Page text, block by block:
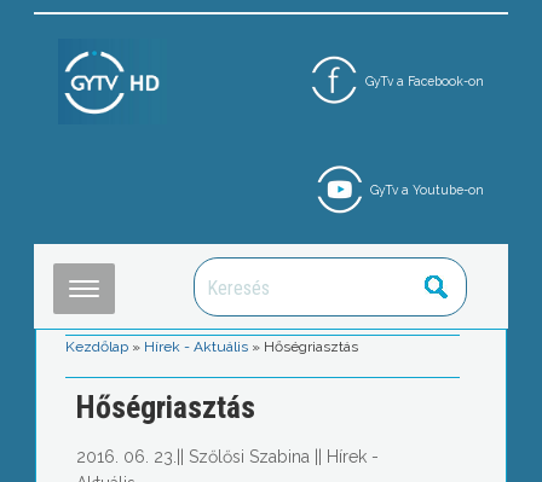
GyTv a Facebook-on
GyTv a Youtube-on
Kezdőlap » Hírek - Aktuális » Hőségriasztás
Hőségriasztás
2016. 06. 23. Szőlősi Szabina
Hírek -